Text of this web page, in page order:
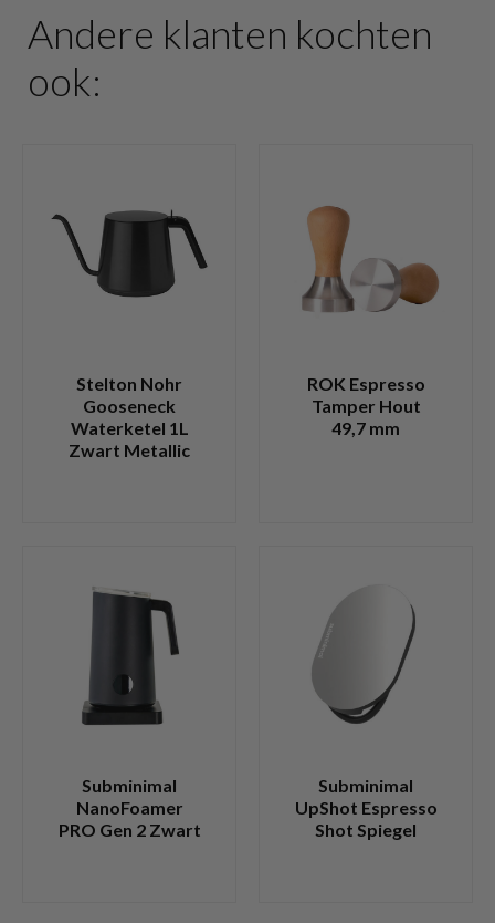
Andere klanten kochten
ook:
Stelton Nohr
Gooseneck
Waterketel 1L
Zwart Metallic
ROK Espresso
Tamper Hout
49,7 mm
Subminimal
NanoFoamer
PRO Gen 2 Zwart
Subminimal
UpShot Espresso
Shot Spiegel